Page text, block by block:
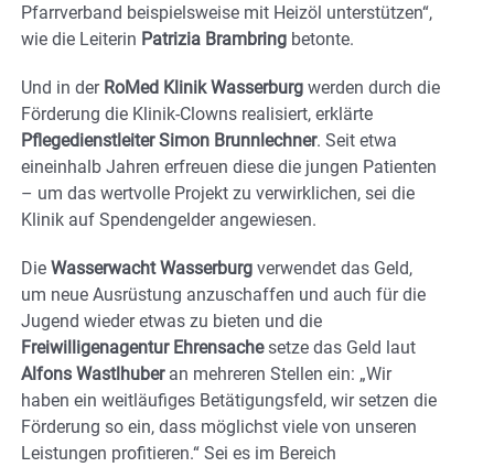
Pfarrverband beispielsweise mit Heizöl unterstützen“,
wie die Leiterin Patrizia Brambring betonte.
Und in derRoMed Klinik Wasserburg werden durch die
Förderung die Klinik-Clowns realisiert, erklärte
Pflegedienstleiter Simon Brunnlechner. Seit etwa
eineinhalb Jahren erfreuen diese die jungen Patienten
– um das wertvolle Projekt zu verwirklichen, sei die
Klinik auf Spendengelder angewiesen.
Die Wasserwacht Wasserburg verwendet das Geld,
um neue Ausrüstung anzuschaffen und auch für die
Jugend wieder etwas zu bieten und die
Freiwilligenagentur Ehrensachesetze das Geld laut
Alfons Wastlhuberan mehreren Stellen ein: „Wir
haben ein weitläufiges Betätigungsfeld, wir setzen die
Förderung so ein, dass möglichst viele von unseren
Leistungen profitieren.“ Sei es im Bereich